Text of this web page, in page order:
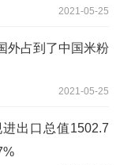
2021-05-25
外占到了中国米粉
2021-05-25
出口总值1502.7